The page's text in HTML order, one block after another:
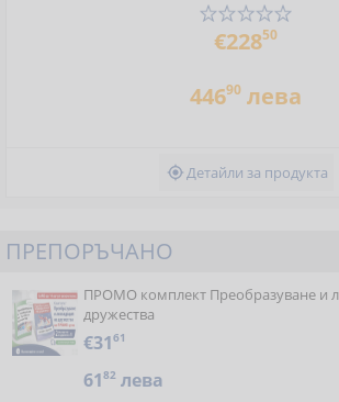
€22850
44690 лева
Детайли за продукта
ПРЕПОРЪЧАНО
ПРОМО комплект Преобразуване и
дружества
€3161
6182 лева